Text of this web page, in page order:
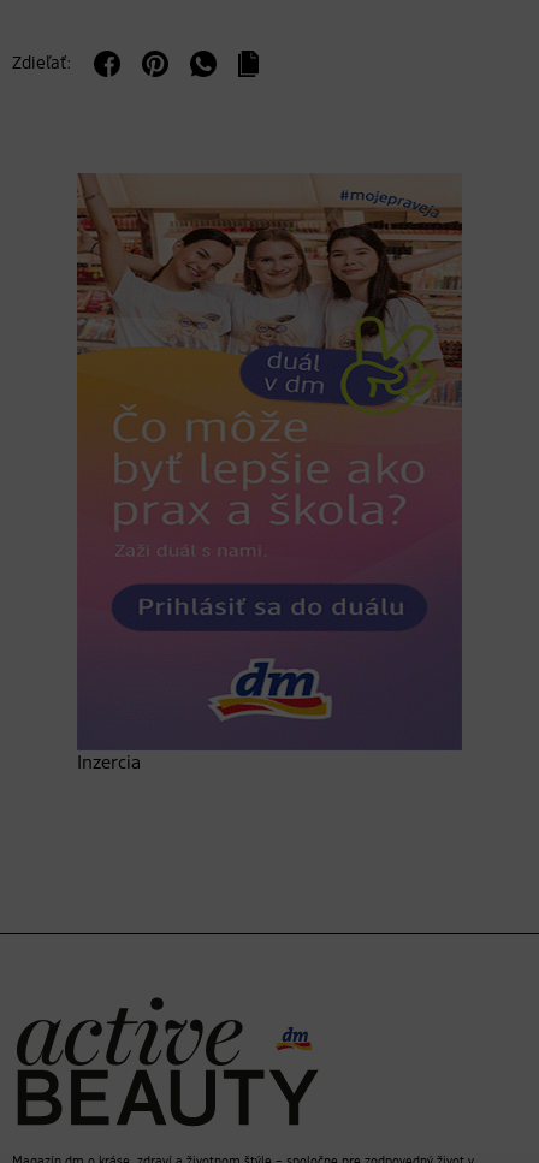
Zdieľať:
Inzercia